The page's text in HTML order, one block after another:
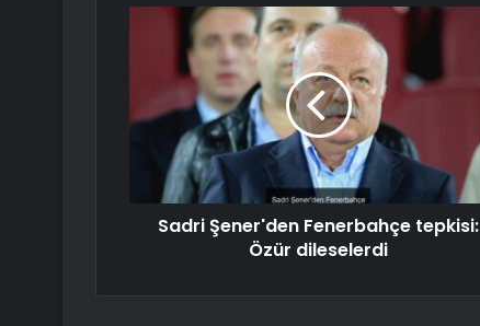
Sadri Şener'den Fenerbahçe tepkisi:
Özür dileselerdi